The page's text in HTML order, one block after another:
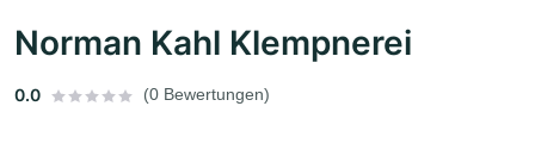
Norman Kahl Klempnerei
0.0 (0 Bewertungen)